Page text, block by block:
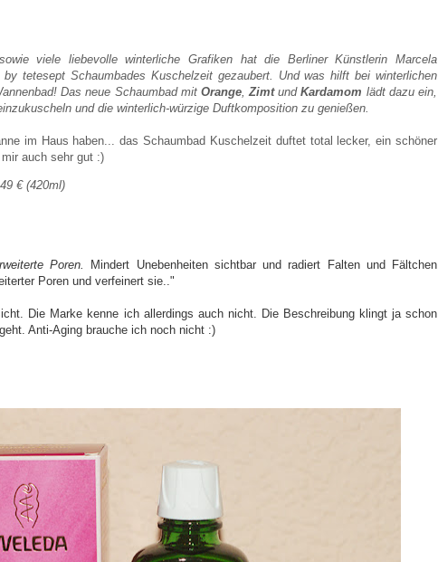
viele liebevolle winterliche Grafiken hat die Berliner Künstlerin Marcela
tetesept Schaumbades Kuschelzeit gezaubert. Und was hilft bei winterlichen
Das neue Schaumbad mit Orange,ZimtundKardamom lädt dazu ein,
und die winterlich-würzige Duft­komposition zu genießen.
im Haus haben... das Schaumbad Kuschelzeit duftet total lecker, ein schöner
auch sehr gut :)
€ (420ml)
Poren.
Mindert Unebenheiten sichtbar und radiert Falten und Fältchen
Poren und verfeinert sie.."
Die Marke kenne ich allerdings auch nicht. Die Beschreibung klingt ja schon
Anti-Aging brauche ich noch nicht :)